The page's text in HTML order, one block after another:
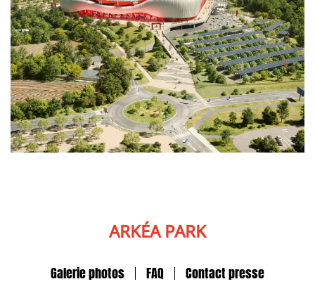
Voir plus
ARKÉA PARK
Galerie photos FAQ
Contact presse